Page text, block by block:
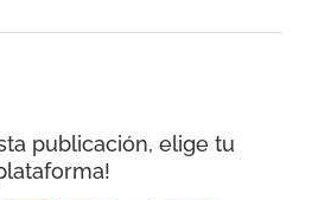
publicación, elige tu